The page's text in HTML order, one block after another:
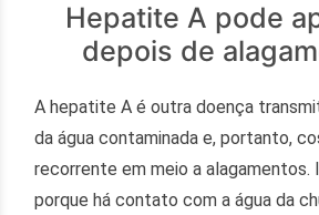
Hepatite A pode
depois de
A hepatite A é outra doença
da água contaminada e, portanto,
recorrente em meio a alagamentos.
porque há contato com a água da